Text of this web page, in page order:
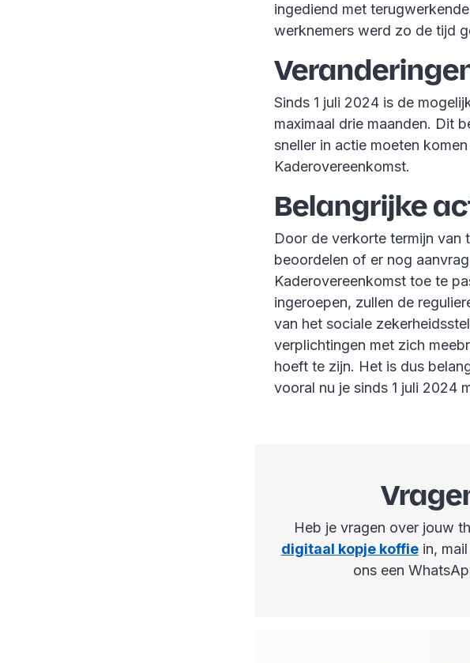
ingediend met
werknemers werd zo de tijd
Sinds 1 juli 2024 is de
maximaal drie maanden. Dit
sneller in actie moeten
Kaderovereenkomst.
Belangrijke
Door de verkorte termijn van
beoordelen of er nog
Kaderovereenkomst toe te
ingeroepen, zullen de
van het sociale
verplichtingen met zich
hoeft te zijn. Het is dus
vooral nu je sinds 1 juli 2024
Heb je vragen over jouw
digitaal kopje koffiein, mail
ons een